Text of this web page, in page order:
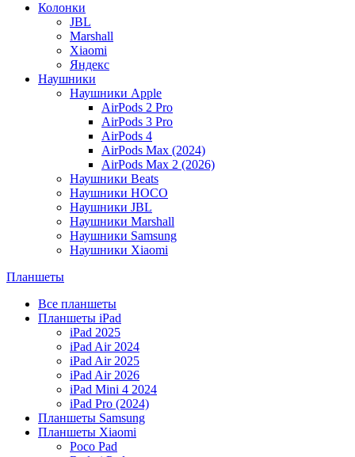
Колонки
JBL
Marshall
Xiaomi
Яндекс
Наушники
Наушники Apple
AirPods 2 Pro
AirPods 3 Pro
AirPods 4
AirPods Max (2024)
AirPods Max 2 (2026)
Наушники Beats
Наушники HOCO
Наушники JBL
Наушники Marshall
Наушники Samsung
Наушники Xiaomi
Планшеты
Все планшеты
Планшеты iPad
iPad 2025
iPad Air 2024
iPad Air 2025
iPad Air 2026
iPad Mini 4 2024
iPad Pro (2024)
Планшеты Samsung
Планшеты Xiaomi
Poco Pad